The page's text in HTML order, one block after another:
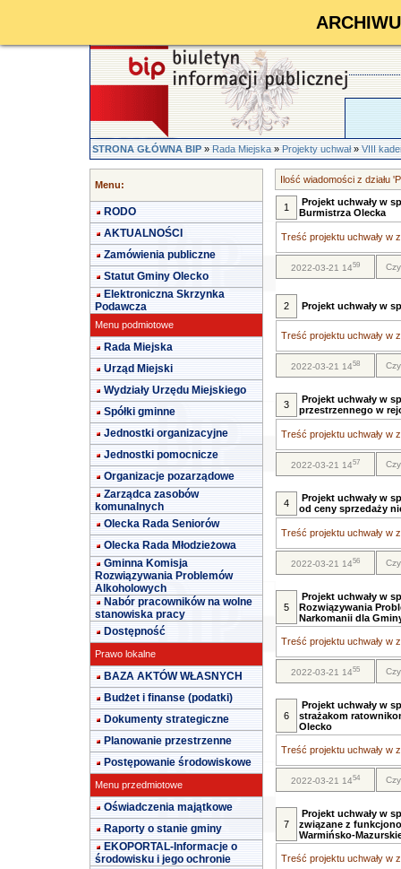
STRONA GŁÓWNA BIP»Rada Miejska»Projekty uchwał»VIII
Menu:
RODO
AKTUALNOŚCI
Zamówienia publiczne
Statut Gminy Olecko
Elektroniczna Skrzynka
Podawcza
Menu podmiotowe
Rada Miejska
Urząd Miejski
Wydziały Urzędu Miejskiego
Spółki gminne
Jednostki organizacyjne
Jednostki pomocnicze
Organizacje pozarządowe
Zarządca zasobów
komunalnych
Olecka Rada Seniorów
Olecka Rada Młodzieżowa
Gminna Komisja
Rozwiązywania Problemów
Alkoholowych
Nabór pracowników na wolne
stanowiska pracy
Dostępność
Prawo lokalne
BAZA AKTÓW WŁASNYCH
Budżet i finanse (podatki)
Dokumenty strategiczne
Planowanie przestrzenne
Postępowanie środowiskowe
Menu przedmiotowe
Oświadczenia majątkowe
Raporty o stanie gminy
EKOPORTAL-Informacje o
środowisku i jego ochronie
Ilość wiadomości z działu
1
Projekt uchwały w
Burmistrza Olecka
Treść projektu uchwały w
2022-03-21 1459
2 Projekt uchwały w
Treść projektu uchwały w
2022-03-21 1458
3
Projekt uchwały w
przestrzennego w
Treść projektu uchwały w
2022-03-21 1457
4
Projekt uchwały w
od ceny sprzedaży
Treść projektu uchwały w
2022-03-21 1456
5
Projekt uchwały w
Rozwiązywania
Narkomanii dla
Treść projektu uchwały w
2022-03-21 1455
6
Projekt uchwały w
strażakom
Olecko
Treść projektu uchwały w
2022-03-21 1454
7
Projekt uchwały w
związane z
Warmińsko-
Treść projektu uchwały w